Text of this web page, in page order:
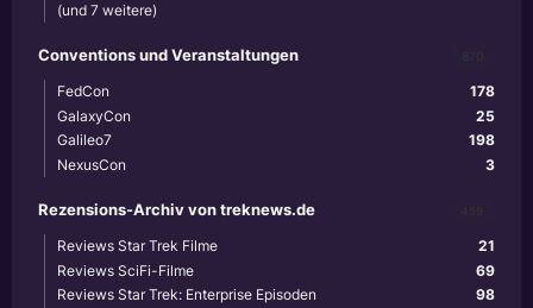
(und 7 weitere)
Conventions und Veranstaltungen
178
FedCon
25
GalaxyCon
198
Galileo7
3
NexusCon
Rezensions-Archiv von treknews.de
21
Reviews Star Trek Filme
69
Reviews SciFi-Filme
98
Reviews Star Trek: Enterprise Episoden